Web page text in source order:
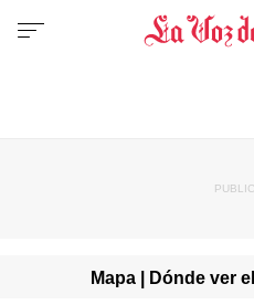
Mapa | Dónde ver